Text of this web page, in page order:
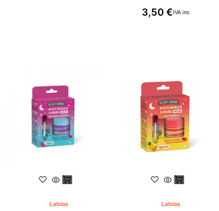
3,50 €IVA inc
Labios Labios